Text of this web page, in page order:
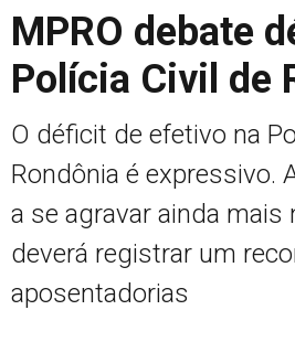
MPRO debate
Polícia Civil de
O déficit de efetivo na
Rondônia é expressivo.
a se agravar ainda mais
deverá registrar um
aposentadorias